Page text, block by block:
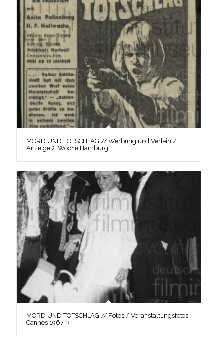
MORD UND TOTSCHLAG // Werbung und Verleih /
Anzeige 2. Woche Hamburg
MORD UND TOTSCHLAG // Fotos / Veranstaltungsfotos,
Cannes 1967, 3